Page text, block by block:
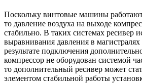
Поскольку винтовые машины
то давление воздуха на выходе
стабильно. В таких системах ресивер
выравнивания давления в
результате подключения
компрессор не оборудован системой
то дополнительный ресивер может
элементом стабильной работы